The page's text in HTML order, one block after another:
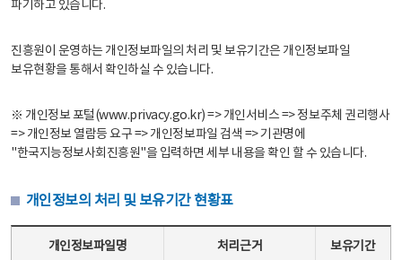
파기하고 있습니다.
진흥원이 운영하는 개인정보파일의 처리 및 보유기간은 개인정보파일
보유현황을 통해서 확인하실 수 있습니다.
※ 개인정보 포털(www.privacy.go.kr) => 개인서비스 => 정보주체 권리행사
=> 개인정보 열람등 요구 => 개인정보파일 검색 => 기관명에
"한국지능정보사회진흥원"을 입력하면 세부 내용을 확인 할 수 있습니다.
개인정보의 처리 및 보유기간 현황표
개인정보파일명 처리근거 보유기간